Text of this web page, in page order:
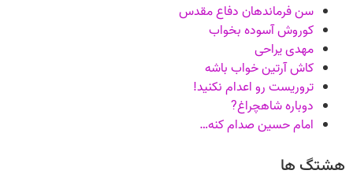
سن فرماندهان دفاع مقدس
کوروش آسوده بخواب
مهدی یراحی
کاش آرتین خواب باشه
تروریست رو اعدام نکنید!
دوباره شاهچراغ?
امام حسین صدام کنه…
هشتگ ها